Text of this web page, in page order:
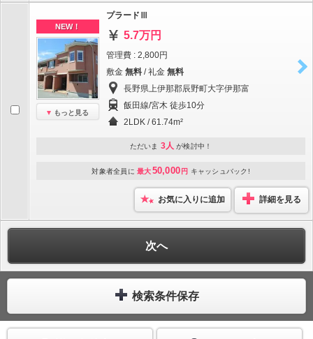
NEW！
もっと見る
プラードⅢ
5.7万円
管理費 : 2,800円
敷金 無料 / 礼金 無料
長野県上伊那郡辰野町大字伊那富
飯田線/宮木 徒歩10分
2LDK / 61.74m²
ただいま 3人 が検討中！
対象者全員に 最大50,000 円 キャッシュバック!
お気に入りに追加 詳細を見る
次へ
検索条件保存